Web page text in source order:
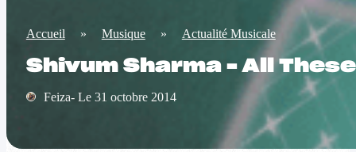
Accueil » Musique » Actualité Musicale
Shivum Sharma – All
Feiza- Le 31 octobre 2014